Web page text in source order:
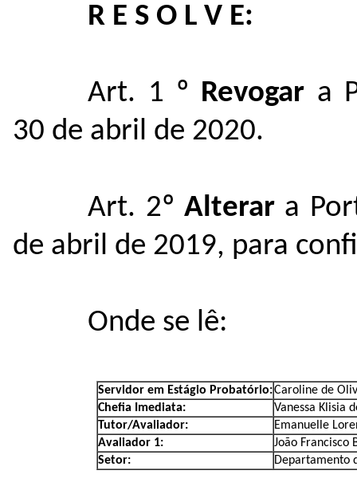
R E S O L V E:
Art. 1 º Revogar a
30 de abril de 2020.
Art. 2ºAlterar a
de abril de 2019, para
Onde se lê:
Servidor em Estágio Probatório:Caroline de
Chefia Imediata:
Vanessa Klisia
Tutor/Avaliador:
Emanuelle
Avaliador 1:
João Francisco
Setor:
Departamento